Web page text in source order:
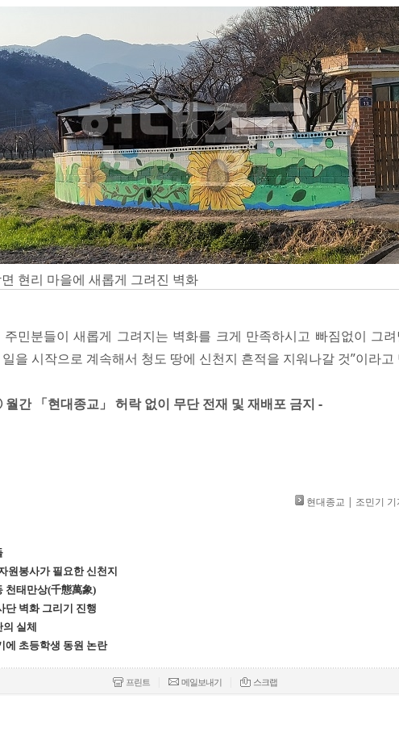
현리 마을에 새롭게 그려진 벽화
주민분들이 새롭게 그려지는 벽화를 크게 만족하시고 빠짐없이 그
일을 시작으로 계속해서 청도 땅에 신천지 흔적을 지워나갈 것”이라고
간 「현대종교」 허락 없이 무단 전재 및 재배포 금지 -​
현대종교 | 조민기 기
원봉사가 필요한 신천지
천태만상(千態萬象)
단 벽화 그리기 진행
실체
에 초등학생 동원 논란
프린트 메일보내기 스크랩